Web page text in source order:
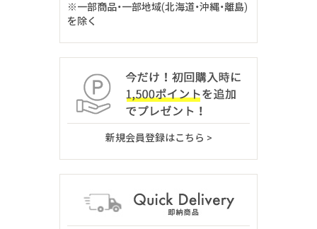
※一部商品・一部地域(北海道・沖縄・離島)
を除く
新規会員登録はこちら >